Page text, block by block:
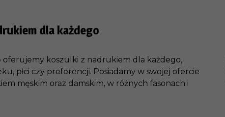
dla każdego
oferujemy koszulki z nadrukiem dla każdego,
płci czy preferencji. Posiadamy w swojej ofercie
męskim oraz damskim, w różnych fasonach i